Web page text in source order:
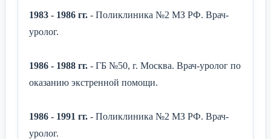
1983 - 1986 гг. - Поликлиника №2 МЗ РФ. Врач-
уролог.
1986 - 1988 гг. - ГБ №50, г. Москва. Врач-уролог по
оказанию экстренной помощи.
1986 - 1991 гг. - Поликлиника №2 МЗ РФ. Врач-
уролог.